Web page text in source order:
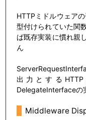
HTTPミドルウェア
型付けられていた関
ば既存実装に慣れ親
ん
出力とする
DelegateInterfaceの
Middleware